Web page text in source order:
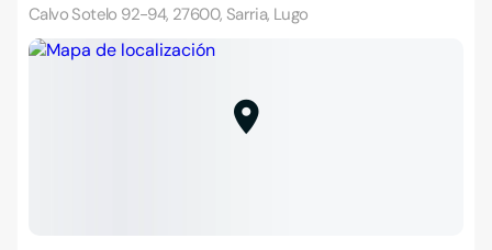
Calvo Sotelo 92-94, 27600, Sarria, Lugo